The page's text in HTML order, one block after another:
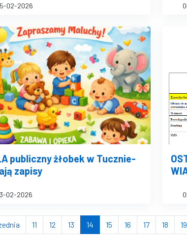
02-2026
publiczny żłobek w Tucznie-
zapisy
02-2026
strona
11 strona
12 strona
13 strona
14 (bieżąca strona)
15 strona
16 strona
17strona
18 strona
19